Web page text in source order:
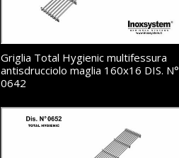
Griglia Total Hygienic multifessura
antisdrucciolo maglia 160x16 DIS. N°
0642